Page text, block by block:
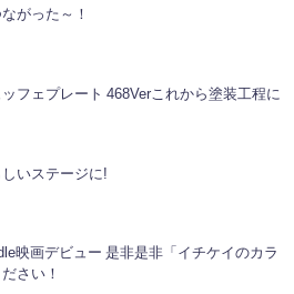
がった～！
ッフェプレート 468Verこれから塗装工程に
しいステージに!
映画デビュー 是非是非「イチケイのカラ
さい！